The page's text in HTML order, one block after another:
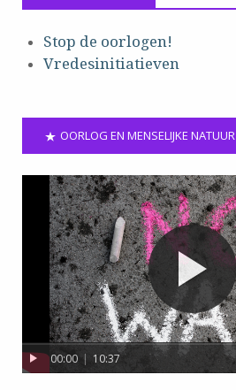
Stop de oorlogen!
Vredesinitiatieven
OORLOG EN MENSELIJKE NATUUR
00:00 | 10:37